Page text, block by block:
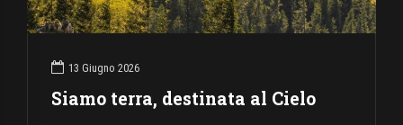
13 Giugno 2026
Siamo terra, destinata al Cielo